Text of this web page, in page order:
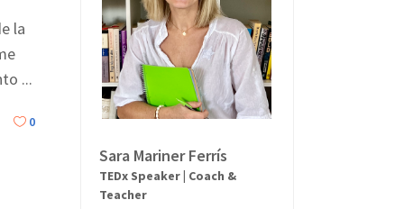
la
0
Sara Mariner Ferrís
TEDx Speaker | Coach &
Teacher